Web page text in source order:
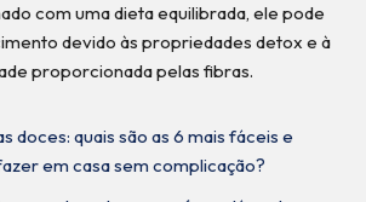
com uma dieta equilibrada, ele pode
devido às propriedades detox e à
proporcionada pelas fibras.
doces: quais são as 6 mais fáceis e
em casa sem complicação?